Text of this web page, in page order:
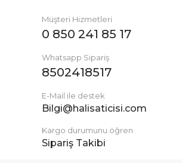
Müşteri Hizmetleri
0 850 241 85 17
Whatsapp Sipariş
8502418517
E-Mail ile destek
Bilgi@halisaticisi.com
Kargo durumunu öğren
Sipariş Takibi